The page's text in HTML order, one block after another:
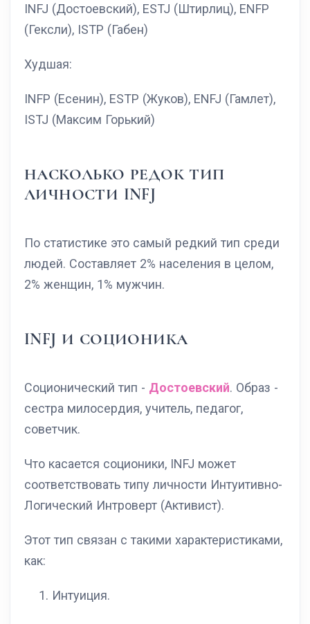
INFJ (Достоевский), ESTJ (Штирлиц), ENFP
(Гексли), ISTP (Габен)
Худшая:
INFP (Есенин), ESTP (Жуков), ENFJ (Гамлет),
ISTJ (Максим Горький)
НАСКОЛЬКО РЕДОК ТИП
ЛИЧНОСТИ INFJ
По статистике это самый редкий тип среди
людей. Составляет 2% населения в целом,
2% женщин, 1% мужчин.
INFJ И СОЦИОНИКА
Соционический тип - Достоевский. Образ -
сестра милосердия, учитель, педагог,
советчик.
Что касается соционики, INFJ может
соответствовать типу личности Интуитивно-
Логический Интроверт (Активист).
Этот тип связан с такими характеристиками,
как:
Интуиция.